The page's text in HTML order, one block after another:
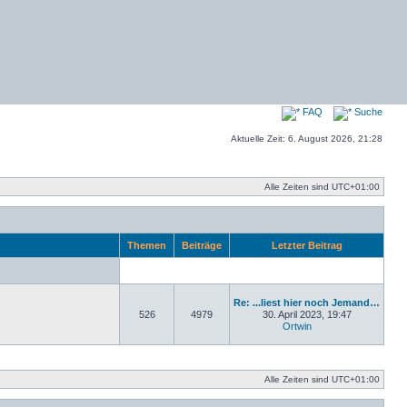
FAQ Suche
Aktuelle Zeit: 6. August 2026, 21:28
Alle Zeiten sind UTC+01:00
Themen Beiträge Letzter Beitrag
526 4979
Re: ...liest hier noch Jemand…
30. April 2023, 19:47
Ortwin
Alle Zeiten sind UTC+01:00